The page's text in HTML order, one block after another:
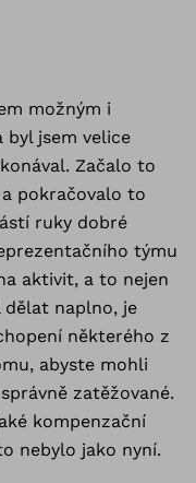
možným i
jsem velice
Začalo to
pokračovalo to
ruky dobré
týmu
aktivit, a to nejen
naplno, je
některého z
abyste mohli
zatěžované.
kompenzační
nebylo jako nyní.